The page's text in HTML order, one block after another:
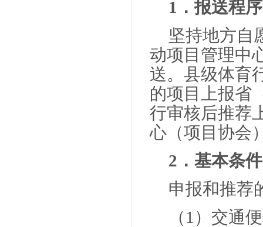
1．报送程序
坚持地方自
动项目管理中
送。县级体育
的项目上报省
行审核后推荐
心（项目协会
2．基本条件
申报和推荐
（1）交通